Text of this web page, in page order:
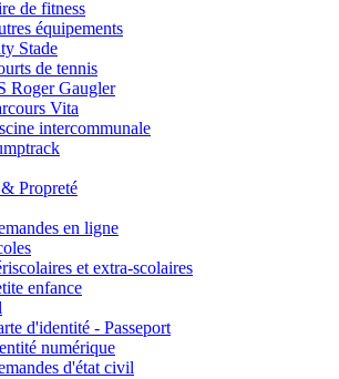
de fitness
équipements
Stade
de tennis
Roger Gaugler
Vita
intercommunale
Propreté
en ligne
et extra-scolaires
enfance
d'identité - Passeport
numérique
d'état civil